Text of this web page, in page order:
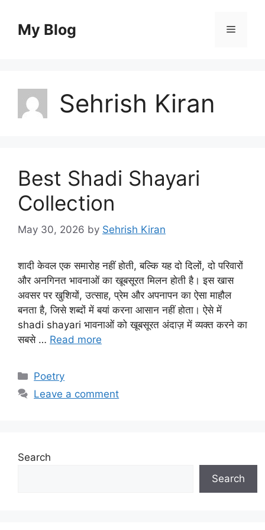
contentMy Blog Menu
Sehrish Kiran
Best Shadi Shayari
Collection
May 30, 2026 by Sehrish Kiran
शादी केवल एक समारोह नहीं होती, बल्कि यह दो दिलों, दो परिवारों
और अनगिनत भावनाओं का खूबसूरत मिलन होती है। इस खास
अवसर पर खुशियों, उत्साह, प्रेम और अपनापन का ऐसा माहौल
बनता है, जिसे शब्दों में बयां करना आसान नहीं होता। ऐसे में
shadi shayari भावनाओं को खूबसूरत अंदाज़ में व्यक्त करने का
सबसे … Read more
Categories
Poetry
Leave a comment
Search
Search